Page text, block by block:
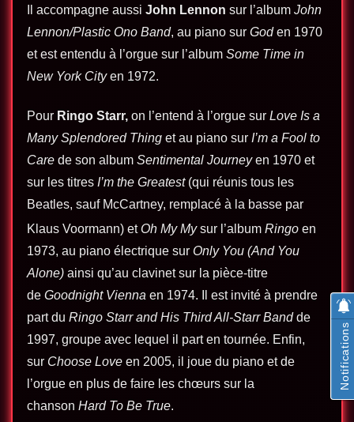
Il accompagne aussi John Lennon sur l’album John
Lennon/Plastic Ono Band, au piano sur Goden 1970
et est entendu à l’orgue sur l’album Some Time in
New York Cityen 1972.
Pour Ringo Starr, on l’entend à l’orgue sur Love Is a
Many Splendored Thing et au piano sur I’m a Fool to
Care de son album Sentimental Journeyen 1970 et
sur les titres I’m the Greatest(qui réunis tous les
Beatles, sauf McCartney, remplacé à la basse par
Klaus Voormann) etOh My Mysur l’album Ringo en
1973, au piano électrique sur Only You (And You
Alone) ainsi qu’au clavinet sur la pièce-titre
de Goodnight Vienna en 1974. Il est invité à prendre
part du Ringo Starr and His Third All-Starr Bandde
1997, groupe avec lequel il part en tournée. Enfin,
sur Choose Love en 2005, il joue du piano et de
l’orgue en plus de faire les chœurs sur la
chanson Hard To Be True.
Notifications